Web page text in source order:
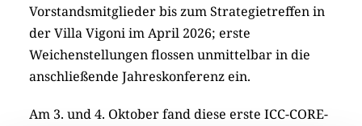
Vorstandsmitglieder bis zum Strategietreffen in
der Villa Vigoni im April 2026; erste
Weichenstellungen flossen unmittelbar in die
anschließende Jahreskonferenz ein.
Am 3. und 4. Oktober fand diese erste ICC-CORE-